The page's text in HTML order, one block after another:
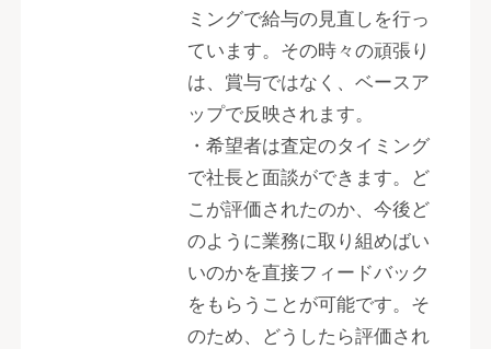
ミングで給与の見直しを行っ
ています。その時々の頑張り
は、賞与ではなく、ベースア
ップで反映されます。
・希望者は査定のタイミング
で社長と面談ができます。ど
こが評価されたのか、今後ど
のように業務に取り組めばい
いのかを直接フィードバック
をもらうことが可能です。そ
のため、どうしたら評価され